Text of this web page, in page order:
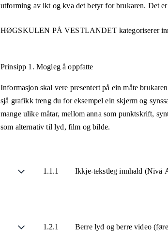
utforming av ikt og kva det betyr for brukaren. Det
HØGSKULEN PÅ VESTLANDETkategoriserer
Prinsipp 1. Mogleg å oppfatte
Informasjon skal vere presentert på ein måte
sjå grafikk treng du for eksempel ein skjerm og
mange ulike måtar, mellom anna som punktskrift,
som alternativ til lyd, film og bilde.
1.1.1 Ikkje-tekstleg innhald (Nivå
1.2.1 Berre lyd og berre video